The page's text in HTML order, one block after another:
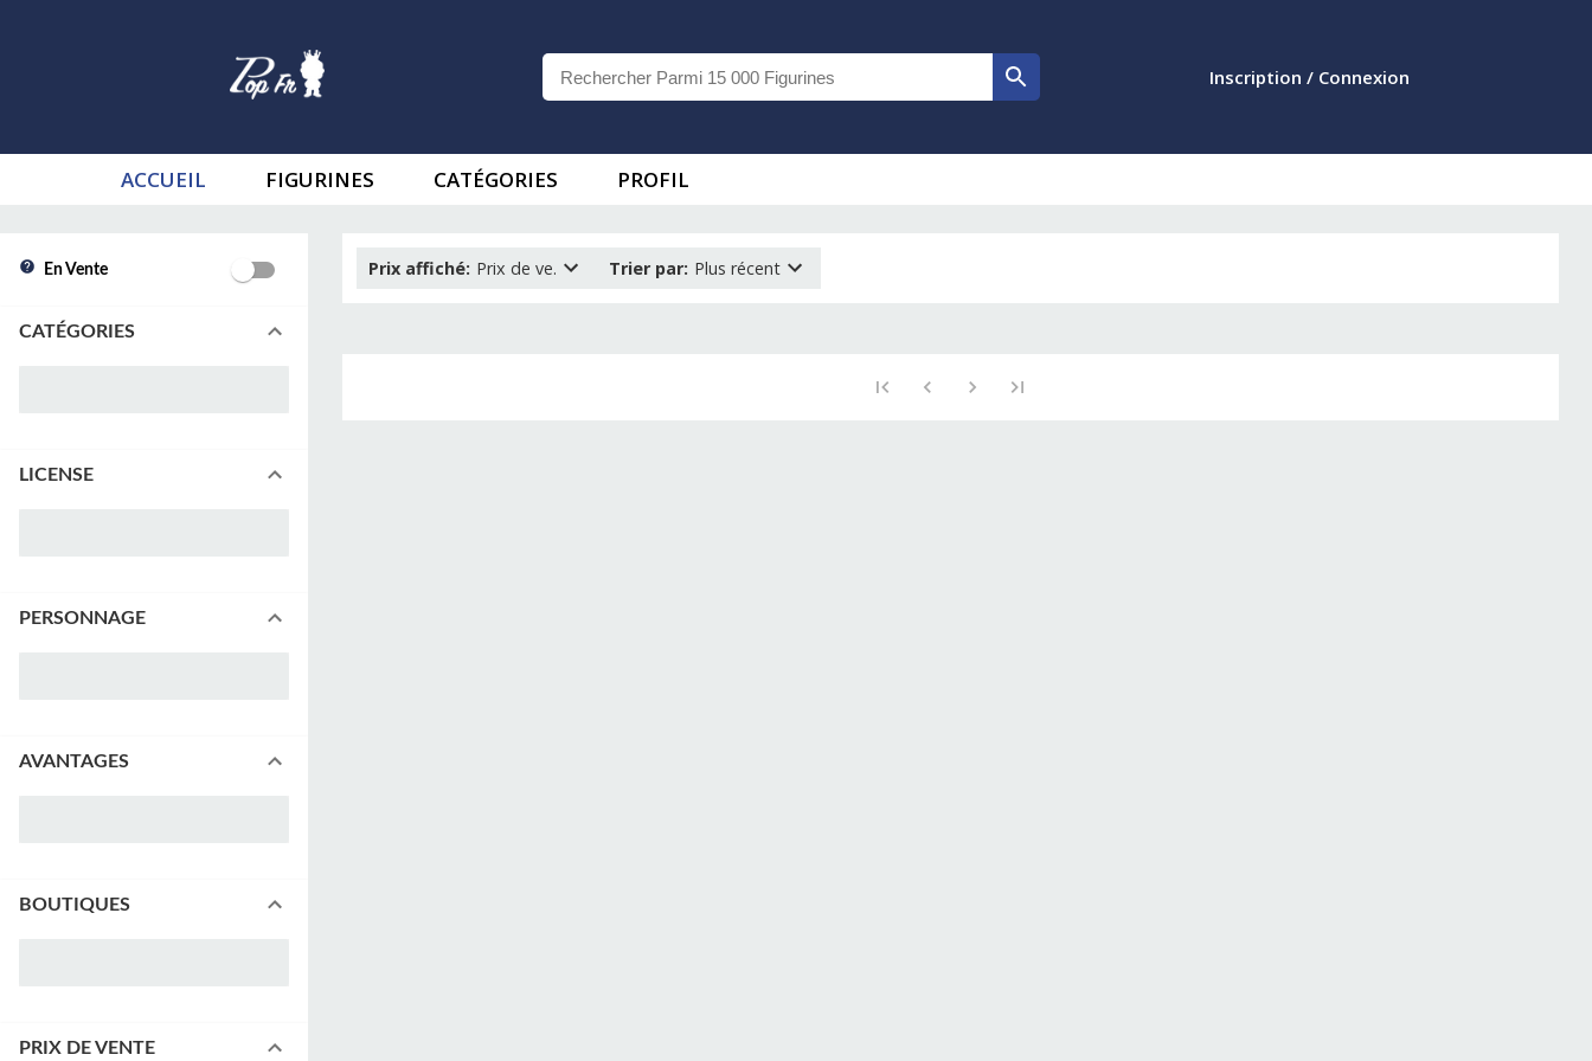
Inscription / Connexion
ACCUEIL FIGURINES CATÉGORIES PROFIL
En Vente
CATÉGORIES
LICENSE
PERSONNAGE
AVANTAGES
BOUTIQUES
PRIX DE VENTE
Prix affiché: Prix de ve. Trier par: Plus récent